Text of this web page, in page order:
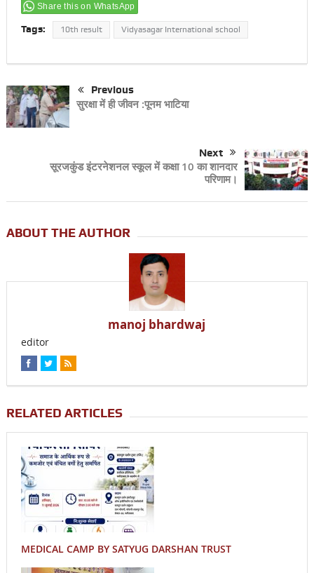
Share this on WhatsApp
Tags: 10th result Vidyasagar International school
Previous
सुरक्षा में ही जीवन :पूनम भाटिया
Next
सूरजकुंड इंटरनेशनल स्कूल में कक्षा 10 का शानदार
परिणाम।
ABOUT THE AUTHOR
manoj bhardwaj
editor
RELATED ARTICLES
MEDICAL CAMP BY SATYUG DARSHAN TRUST